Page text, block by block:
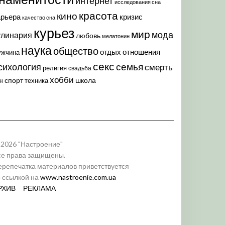
исследования сна
качество сна кино красота кризис
курьез любовь мелатонин мир мода
наукаобществоотдых отношения
религия свадьба секссемья смерть
спорттехникахобби школа
"Настроение"
права защищены.
материалов приветствуется
ссылкой на www.nastroenie.com.ua
РЕКЛАМА